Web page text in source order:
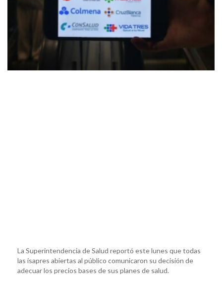
La Superintendencia de Salud reportó este lunes que todas
las isapres abiertas al público comunicaron su decisión de
adecuar los precios bases de sus planes de salud.